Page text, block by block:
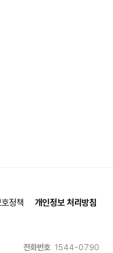
정책
개인정보 처리방침
전화번호 1544-0790